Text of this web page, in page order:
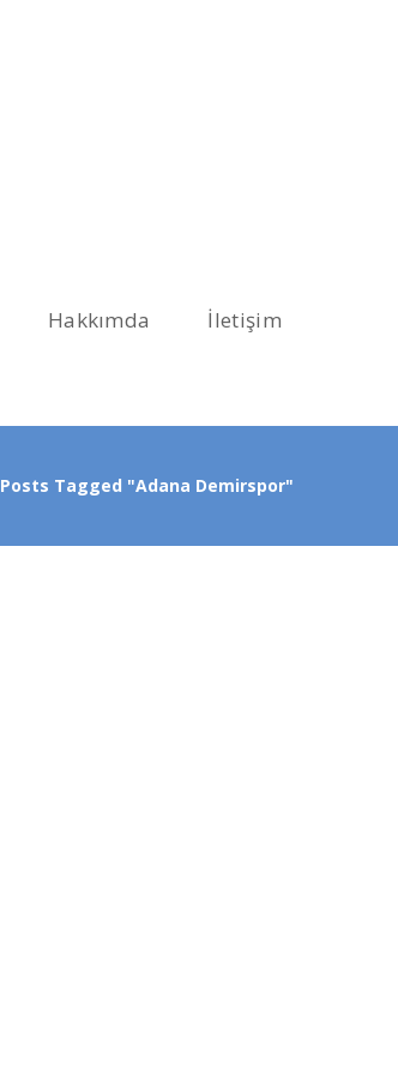
Hakkımda İletişim
Posts Tagged "Adana Demirspor"